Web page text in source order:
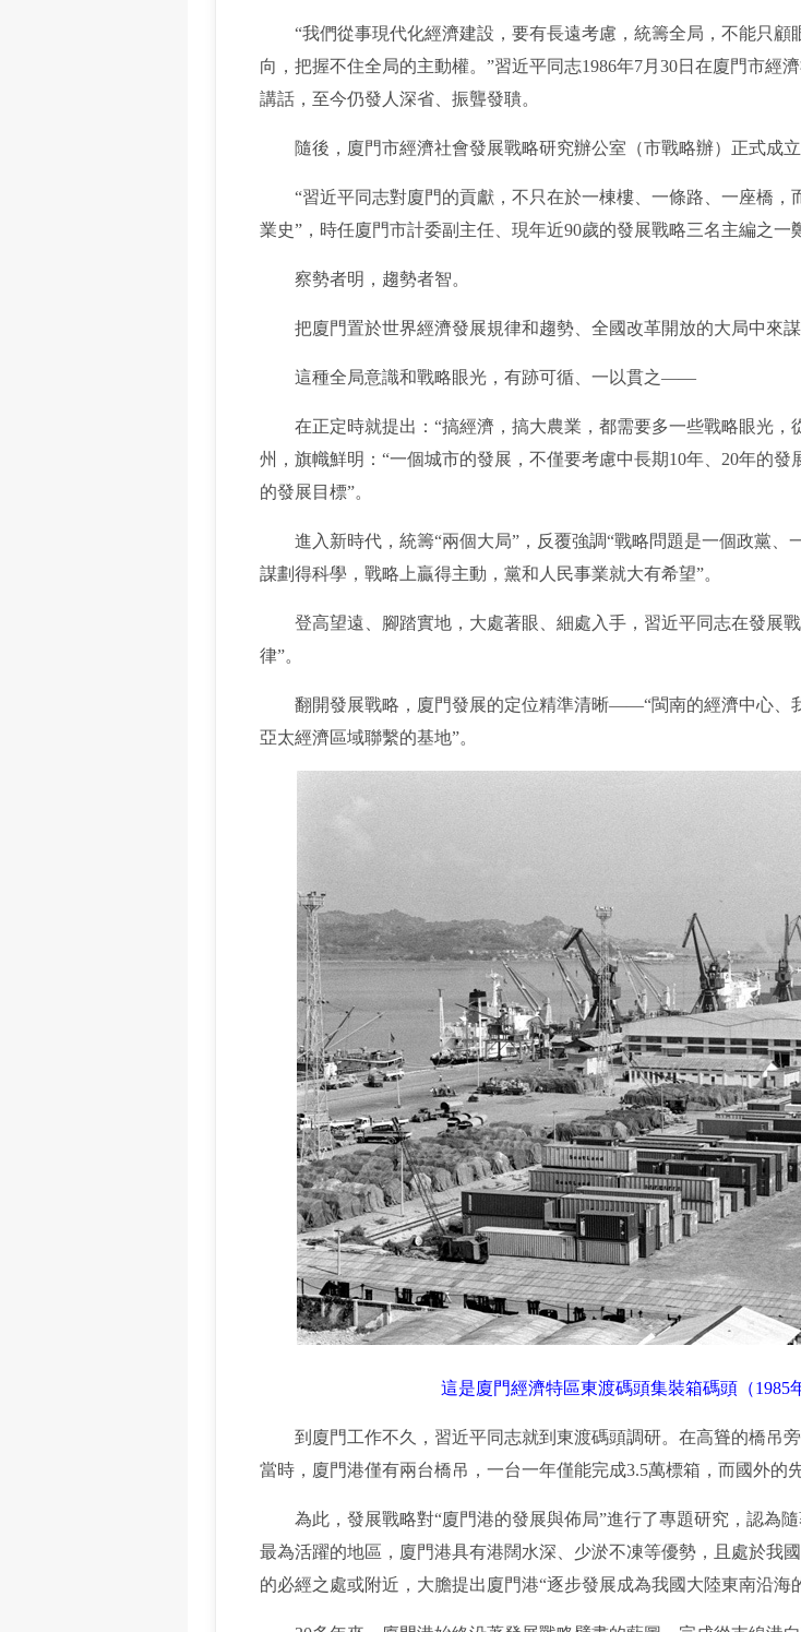
“我們從事現代化經濟建設，要有長遠考慮，統籌全局，不能只顧
向，把握不住全局的主動權。”習近平同志1986年7月30日在廈門市經
講話，至今仍發人深省、振聾發聵。
隨後，廈門市經濟社會發展戰略研究辦公室（市戰略辦）正式成立
“習近平同志對廈門的貢獻，不只在於一棟樓、一條路、一座橋，
業史”，時任廈門市計委副主任、現年近90歲的發展戰略三名主編之一
察勢者明，趨勢者智。
把廈門置於世界經濟發展規律和趨勢、全國改革開放的大局中來謀
這種全局意識和戰略眼光，有跡可循、一以貫之——
在正定時就提出：“搞經濟，搞大農業，都需要多一些戰略眼光，
州，旗幟鮮明：“一個城市的發展，不僅要考慮中長期10年、20年的
的發展目標”。
進入新時代，統籌“兩個大局”，反覆強調“戰略問題是一個政黨、
謀劃得科學，戰略上贏得主動，黨和人民事業就大有希望”。
登高望遠、腳踏實地，大處著眼、細處入手，習近平同志在發展戰
律”。
翻開發展戰略，廈門發展的定位精準清晰——“閩南的經濟中心、
亞太經濟區域聯繫的基地”。
這是廈門經濟特區東渡碼頭集裝箱碼頭（1985
到廈門工作不久，習近平同志就到東渡碼頭調研。在高聳的橋吊旁
當時，廈門港僅有兩台橋吊，一台一年僅能完成3.5萬標箱，而國外的
為此，發展戰略對“廈門港的發展與佈局”進行了專題研究，認為
最為活躍的地區，廈門港具有港闊水深、少淤不凍等優勢，且處於我
的必經之處或附近，大膽提出廈門港“逐步發展成為我國大陸東南沿海